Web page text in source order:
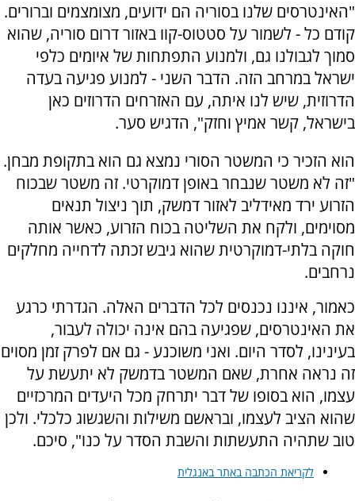
"האינטרסים שלנו בסוריה הם ידועים, מצומצמים וברורים.
קודם כל - לשמור על סטטוס-קוו באזור דרום סוריה, שהוא
סמוך לגבולנו גם, ולמנוע התפתחות של איומים כלפי
ישראל במרחב הזה. הדבר השני - למנוע פגיעה בעדה
הדרוזית, שיש לנו איתה, עם האזרחים הדרוזים כאן
בישראל, קשר אמיץ וחזק", הדגיש סער.
הוא הזכיר כי המשטר הסורי נמצא גם הוא בתקופת מבחן.
"זה לא משטר שנבחר באופן דמוקרטי. זה משטר שבכוח
הזרוע ירד מאידליב לאזור דמשק, תוך ניצול תנאים
מסוימים, ולקח את השליטה בכוח הזרוע, כאשר אותה
חוקה בלתי-דמוקרטית שהוא גיבש זכתה לדחייה מחלקים
נרחבים.
כאמור, איננו נכנסים לכל הדברים האלה. הגדרתי כרגע
את האינטרסים, שפגיעה בהם אינה יכולה לעבור,
בעינינו, לסדר היום. ואני משוכנע - גם אם לפרק זמן מסוים
זה נראה אחרת, שאם המשטר בדמשק לא יתעשת על
עצמו, הוא בסופו של דבר יתרחק מכל היעדים המרכזיים
שהוא הציב לעצמו, ובראשם משילות והשגשוג כלכלי. ולכן
טוב שתהיה התעשתות והשבת הסדר על כנו", סיכם.
לקריאת הכתבה באתר באנגלית